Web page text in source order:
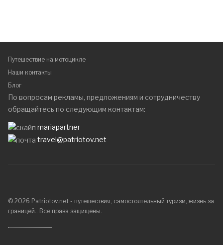
Путешествие на мотоцикле
Наши контакты
Блог
По вопросам рекламы, предложениям и сотрудничеству
обращайтесь по следующим контактам:
mariapartner
travel@patriotov.net
© 2026 Patriotov.net - путешествия, самостоятельный туризм, жизнь за
границей.. Все права защищены.